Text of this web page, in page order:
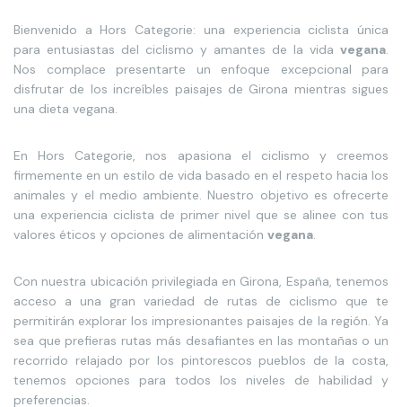
Bienvenido a Hors Categorie: una experiencia ciclista única
para entusiastas del ciclismo y amantes de la vida vegana.
Nos complace presentarte un enfoque excepcional para
disfrutar de los increíbles paisajes de Girona mientras sigues
una dieta vegana.
En Hors Categorie, nos apasiona el ciclismo y creemos
firmemente en un estilo de vida basado en el respeto hacia los
animales y el medio ambiente. Nuestro objetivo es ofrecerte
una experiencia ciclista de primer nivel que se alinee con tus
valores éticos y opciones de alimentación vegana.
Con nuestra ubicación privilegiada en Girona, España, tenemos
acceso a una gran variedad de rutas de ciclismo que te
permitirán explorar los impresionantes paisajes de la región. Ya
sea que prefieras rutas más desafiantes en las montañas o un
recorrido relajado por los pintorescos pueblos de la costa,
tenemos opciones para todos los niveles de habilidad y
preferencias.